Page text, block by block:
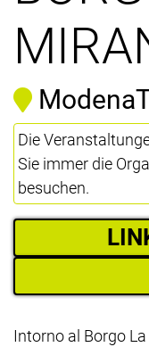
Die
Sie immer die
besuchen.
Intorno al Borgo